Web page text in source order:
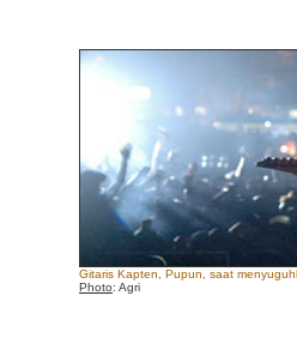
Gitaris Kapten, Pupun, saat
Photo: Agri